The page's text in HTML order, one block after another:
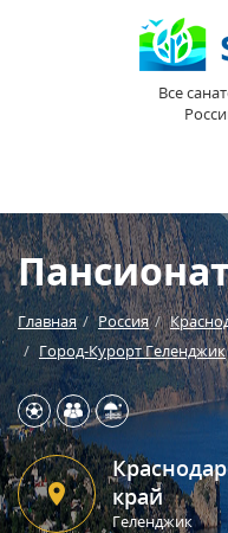
Все
Главная Россия
Город-Курорт Геленджик
край
Геленджик